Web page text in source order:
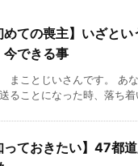
めての喪主】いざと
できる事
まことじいさんです。 あ
ることになった時、落ち
っておきたい】47都